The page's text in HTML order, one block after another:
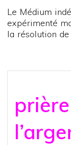
Le Médium
expérimenté
la résolution